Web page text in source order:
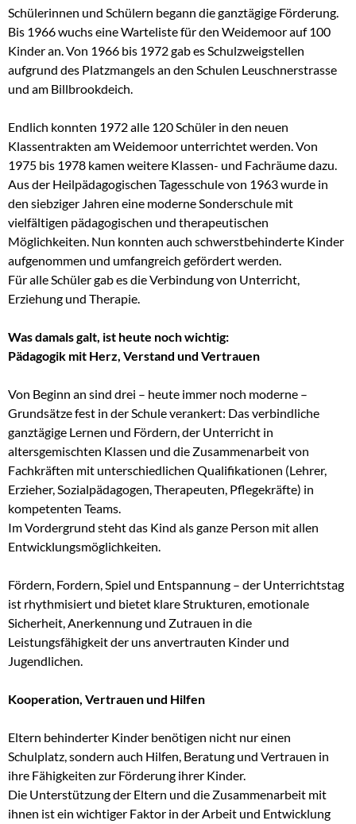
Schülerinnen und Schülern begann die ganztägige Förderung.
Bis 1966 wuchs eine Warteliste für den Weidemoor auf 100
Kinder an. Von 1966 bis 1972 gab es Schulzweigstellen
aufgrund des Platzmangels an den Schulen Leuschnerstrasse
und am Billbrookdeich.
Endlich konnten 1972 alle 120 Schüler in den neuen
Klassentrakten am Weidemoor unterrichtet werden. Von
1975 bis 1978 kamen weitere Klassen- und Fachräume dazu.
Aus der Heilpädagogischen Tagesschule von 1963 wurde in
den siebziger Jahren eine moderne Sonderschule mit
vielfältigen pädagogischen und therapeutischen
Möglichkeiten. Nun konnten auch schwerstbehinderte Kinder
aufgenommen und umfangreich gefördert werden.
Für alle Schüler gab es die Verbindung von Unterricht,
Erziehung und Therapie.
Was damals galt, ist heute noch wichtig:
Pädagogik mit Herz, Verstand und Vertrauen
Von Beginn an sind drei – heute immer noch moderne –
Grundsätze fest in der Schule verankert: Das verbindliche
ganztägige Lernen und Fördern, der Unterricht in
altersgemischten Klassen und die Zusammenarbeit von
Fachkräften mit unterschiedlichen Qualifikationen (Lehrer,
Erzieher, Sozialpädagogen, Therapeuten, Pflegekräfte) in
kompetenten Teams.
Im Vordergrund steht das Kind als ganze Person mit allen
Entwicklungsmöglichkeiten.
Fördern, Fordern, Spiel und Entspannung – der Unterrichtstag
ist rhythmisiert und bietet klare Strukturen, emotionale
Sicherheit, Anerkennung und Zutrauen in die
Leistungsfähigkeit der uns anvertrauten Kinder und
Jugendlichen.
Kooperation, Vertrauen und Hilfen
Eltern behinderter Kinder benötigen nicht nur einen
Schulplatz, sondern auch Hilfen, Beratung und Vertrauen in
ihre Fähigkeiten zur Förderung ihrer Kinder.
Die Unterstützung der Eltern und die Zusammenarbeit mit
ihnen ist ein wichtiger Faktor in der Arbeit und Entwicklung